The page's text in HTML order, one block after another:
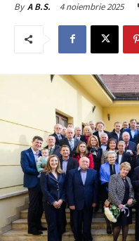
By A B.S. 4 noiembrie 2025